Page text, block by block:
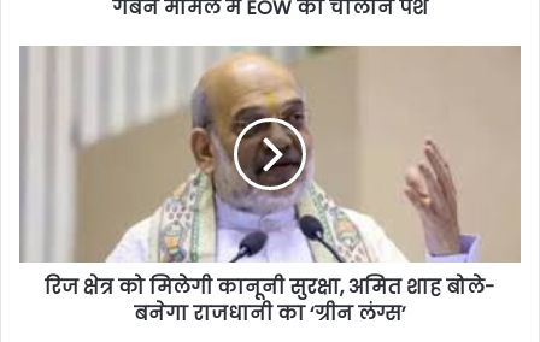
गबन मामले में EOW का चालान पेश
रिज क्षेत्र को मिलेगी कानूनी सुरक्षा, अमित शाह बोले-
बनेगा राजधानी का ‘ग्रीन लंग्स’